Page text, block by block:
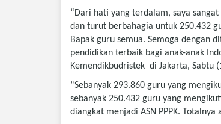
“Dari hati yang terdalam, saya
dan turut berbahagia untuk 250.432
Bapak guru semua. Semoga dengan
pendidikan terbaik bagi anak-anak
Kemendikbudristek di Jakarta, Sabtu
“Sebanyak 293.860 guru yang
sebanyak 250.432 guru yang
diangkat menjadi ASN PPPK.